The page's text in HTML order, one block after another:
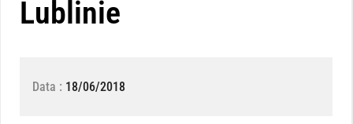
Lublinie
Data : 18/06/2018